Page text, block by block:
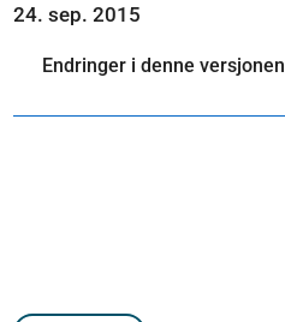
24. sep. 2015
Endringer i denne versjonen